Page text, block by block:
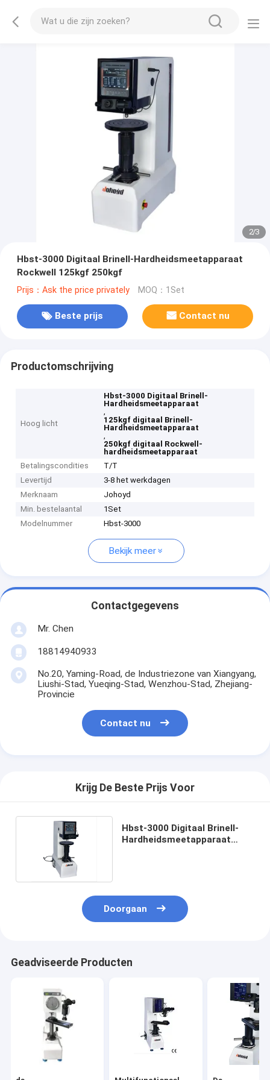
2/3
Hbst-3000 Digitaal Brinell-Hardheidsmeetapparaat
Rockwell 125kgf 250kgf
Prijs：Ask the price privately MOQ：1Set
Beste prijs Contact nu
Productomschrijving
Hoog licht
Hbst-3000 Digitaal Brinell-
Hardheidsmeetapparaat
,
125kgf digitaal Brinell-
Hardheidsmeetapparaat
,
250kgf digitaal Rockwell-
hardheidsmeetapparaat
Betalingscondities
T/T
Levertijd
3-8 het werkdagen
Merknaam
Johoyd
Min. bestelaantal
1Set
Modelnummer
Hbst-3000
Bekijk meer
Contactgegevens
Mr. Chen
18814940933
No.20, Yaming-Road, de Industriezone van Xiangyang,
Liushi-Stad, Yueqing-Stad, Wenzhou-Stad, Zhejiang-
Provincie
Contact nu
Krijg De Beste Prijs Voor
Hbst-3000 Digitaal Brinell-
Hardheidsmeetapparaat
Doorgaan
Geadviseerde Producten